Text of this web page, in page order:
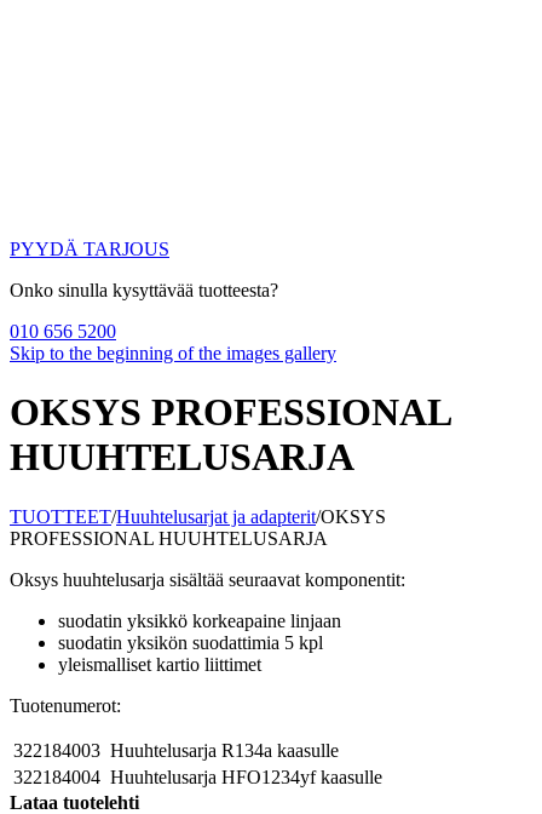
PYYDÄ TARJOUS
Onko sinulla kysyttävää tuotteesta?
010 656 5200
Skip to the beginning of the images gallery
OKSYS PROFESSIONAL
HUUHTELUSARJA
TUOTTEET/Huuhtelusarjat ja adapterit/OKSYS
PROFESSIONAL HUUHTELUSARJA
Oksys huuhtelusarja sisältää seuraavat komponentit:
suodatin yksikkö korkeapaine linjaan
suodatin yksikön suodattimia 5 kpl
yleismalliset kartio liittimet
Tuotenumerot:
322184003 Huuhtelusarja R134a kaasulle
322184004 Huuhtelusarja HFO1234yf kaasulle
Lataa tuotelehti